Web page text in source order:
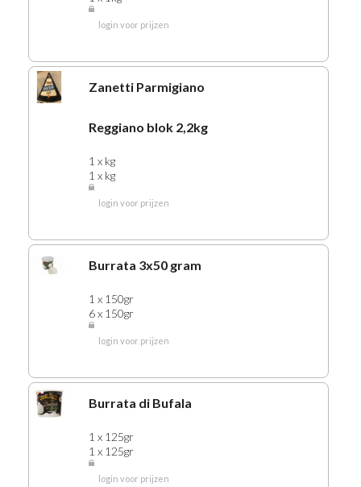
login voor prijzen
Zanetti Parmigiano
Reggiano blok 2,2kg
1 x kg
1 x kg
login voor prijzen
Burrata 3x50 gram
1 x 150gr
6 x 150gr
login voor prijzen
Burrata di Bufala
1 x 125gr
1 x 125gr
login voor prijzen